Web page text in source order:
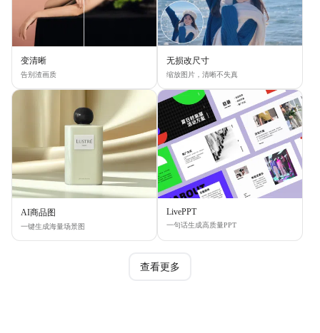
变清晰
告别渣画质
无损改尺寸
缩放图片，清晰不失真
AI商品图
一键生成海量场景图
LivePPT
一句话生成高质量PPT
查看更多